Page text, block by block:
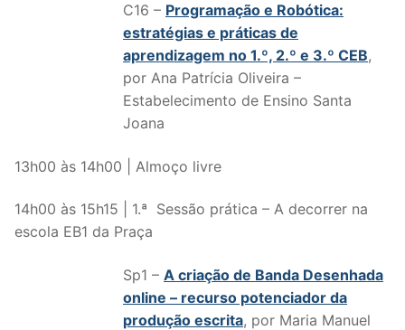
C16 – Programação e Robótica:
estratégias e práticas de
aprendizagem no 1.º, 2.º e 3.º CEB,
por Ana Patrícia Oliveira –
Estabelecimento de Ensino Santa
Joana
13h00 às 14h00 | Almoço livre
14h00 às 15h15 | 1.ª Sessão prática – A decorrer na
escola EB1 da Praça
Sp1 – A criação de Banda Desenhada
online – recurso potenciador da
produção escrita, por Maria Manuel